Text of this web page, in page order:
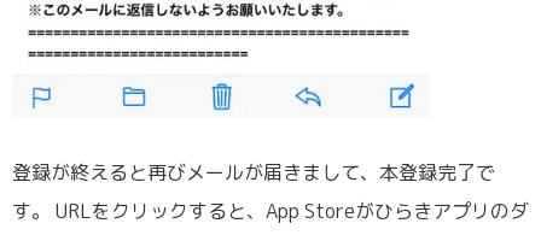
登録が終えると再びメールが届きまして、本登録完了で
す。 URLをクリックすると、App Storeがひらきアプリのダ